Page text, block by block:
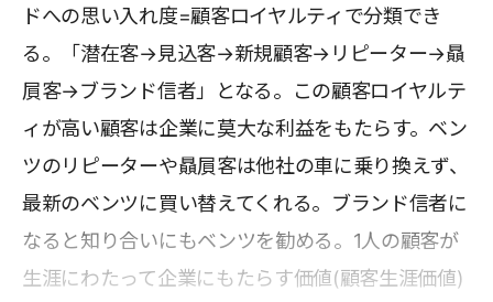
ドへの思い入れ度=顧客ロイヤルティで分類でき
る。「潜在客→見込客→新規顧客→リピーター→贔
屓客→ブランド信者」となる。この顧客ロイヤルテ
ィが高い顧客は企業に莫大な利益をもたらす。ベン
ツのリピーターや贔屓客は他社の車に乗り換えず、
最新のベンツに買い替えてくれる。ブランド信者に
なると知り合いにもベンツを勧める。1人の顧客が
生涯にわたって企業にもたらす価値(顧客生涯価値)